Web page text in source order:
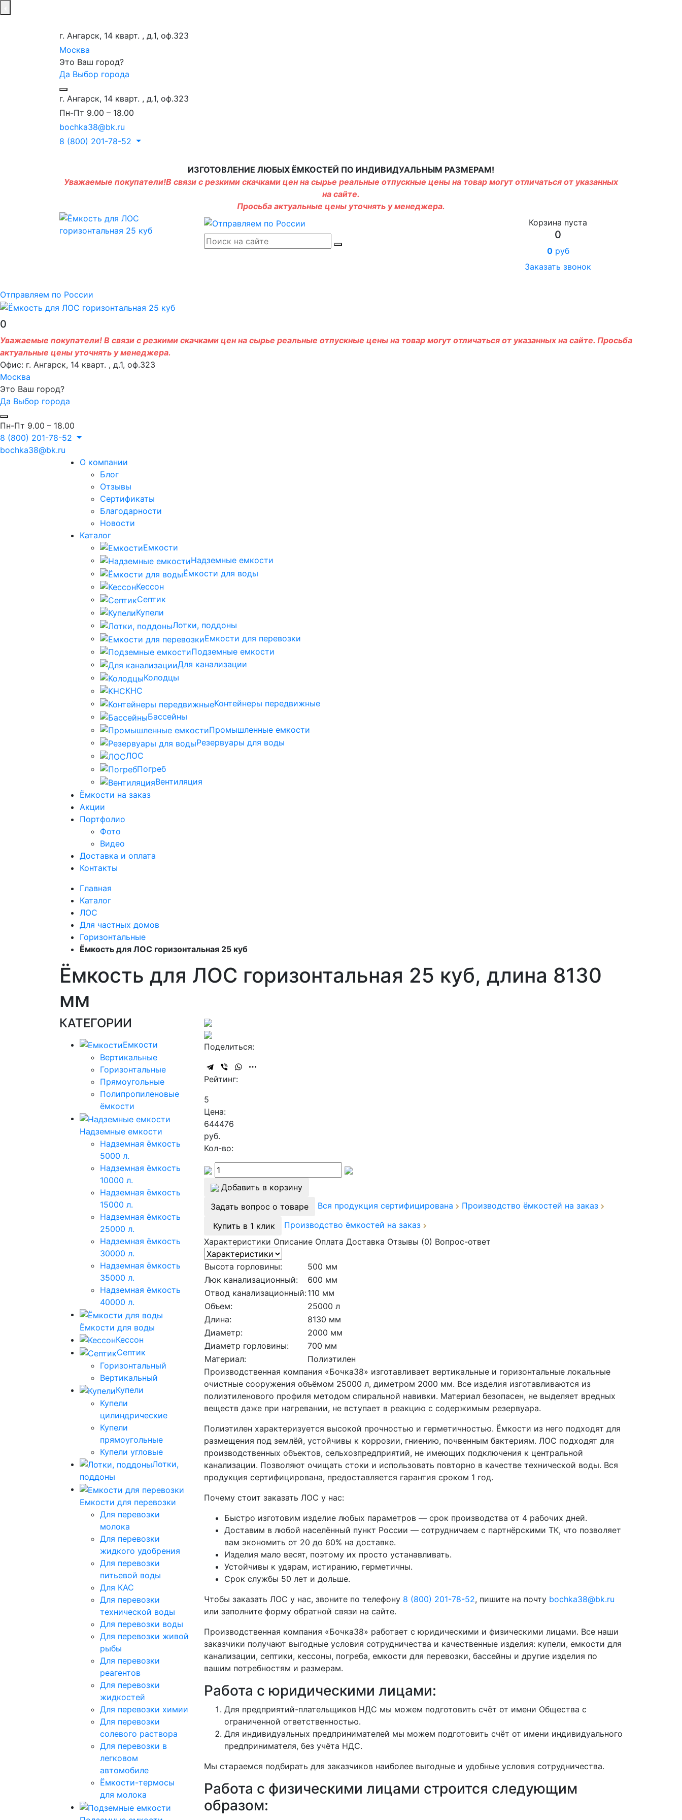
г. Ангарск, 14 кварт. , д.1, оф.323
Москва
Это Ваш город?
Да Выбор города
г. Ангарск, 14 кварт. , д.1, оф.323
Пн-Пт 9.00 – 18.00
bochka38@bk.ru
8 (800) 201-78-52
ИЗГОТОВЛЕНИЕ ЛЮБЫХ ЁМКОСТЕЙ ПО ИНДИВИДУАЛЬНЫМ РАЗМЕРАМ!
Уважаемые покупатели!В связи с резкими скачками цен на сырье реальные отпускные цены на товар могут отличаться от указанных
на сайте.
Просьба актуальные цены уточнять у менеджера.
Корзина пуста
0
0руб
Заказать звонок
Отправляем по России
0
Уважаемые покупатели! В связи с резкими скачками цен на сырье реальные отпускные цены на товар могут отличаться от указанных на сайте. Просьба
актуальные цены уточнять у менеджера.
Офис: г. Ангарск, 14 кварт. , д.1, оф.323
Москва
Это Ваш город?
Да Выбор города
Пн-Пт 9.00 – 18.00
8 (800) 201-78-52
bochka38@bk.ru
О компании
Блог
Отзывы
Сертификаты
Благодарности
Новости
Каталог
Емкости
Надземные емкости
Ёмкости для воды
Кессон
Септик
Купели
Лотки, поддоны
Емкости для перевозки
Подземные емкости
Для канализации
Колодцы
КНС
Контейнеры передвижные
Бассейны
Промышленные емкости
Резервуары для воды
ЛОС
Погреб
Вентиляция
Ёмкости на заказ
Акции
Портфолио
Фото
Видео
Доставка и оплата
Контакты
Главная
Каталог
ЛОС
Для частных домов
Горизонтальные
Ёмкость для ЛОС горизонтальная 25 куб
Ёмкость для ЛОС горизонтальная 25 куб, длина 8130
мм
КАТЕГОРИИ
Емкости
Вертикальные
Горизонтальные
Прямоугольные
Полипропиленовые
ёмкости
Надземные емкости
Надземная ёмкость
5000 л.
Надземная ёмкость
10000 л.
Надземная ёмкость
15000 л.
Надземная ёмкость
25000 л.
Надземная ёмкость
30000 л.
Надземная ёмкость
35000 л.
Надземная ёмкость
40000 л.
Ёмкости для воды
Кессон
Септик
Горизонтальный
Вертикальный
Купели
Купели
цилиндрические
Купели
прямоугольные
Купели угловые
Лотки,
поддоны
Емкости для перевозки
Для перевозки
молока
Для перевозки
жидкого удобрения
Для перевозки
питьевой воды
Для КАС
Для перевозки
технической воды
Для перевозки воды
Для перевозки живой
рыбы
Для перевозки
реагентов
Для перевозки
жидкостей
Для перевозки химии
Для перевозки
солевого раствора
Для перевозки в
легковом
автомобиле
Ёмкости-термосы
для молока
Поделиться:
Рейтинг:
5
Цена:
644476
руб.
Кол-во:
Добавить в корзину
Задать вопрос о товаре
Вся продукция сертифицирована
Производство ёмкостей на заказ
Купить в 1 клик
Производство ёмкостей на заказ
Характеристики Описание Оплата Доставка Отзывы (0) Вопрос-ответ
Высота горловины:
500 мм
Люк канализационный:
600 мм
Отвод канализационный:110 мм
Объем:
25000 л
Длина:
8130 мм
Диаметр:
2000 мм
Диаметр горловины:
700 мм
Материал:
Полиэтилен
Производственная компания «Бочка38» изготавливает вертикальные и горизонтальные локальные
очистные сооружения объёмом 25000 л, диметром 2000 мм. Все изделия изготавливаются из
полиэтиленового профиля методом спиральной навивки. Материал безопасен, не выделяет вредных
веществ даже при нагревании, не вступает в реакцию с содержимым резервуара.
Полиэтилен характеризуется высокой прочностью и герметичностью. Ёмкости из него подходят для
размещения под землёй, устойчивы к коррозии, гниению, почвенным бактериям. ЛОС подходят для
производственных объектов, сельхозпредприятий, не имеющих подключения к центральной
канализации. Позволяют очищать стоки и использовать повторно в качестве технической воды. Вся
продукция сертифицирована, предоставляется гарантия сроком 1 год.
Почему стоит заказать ЛОС у нас:
Быстро изготовим изделие любых параметров — срок производства от 4 рабочих дней.
Доставим в любой населённый пункт России — сотрудничаем с партнёрскими ТК, что позволяет
вам экономить от 20 до 60% на доставке.
Изделия мало весят, поэтому их просто устанавливать.
Устойчивы к ударам, истиранию, герметичны.
Срок службы 50 лет и дольше.
Чтобы заказать ЛОС у нас, звоните по телефону 8 (800) 201-78-52, пишите на почту bochka38@bk.ru
или заполните форму обратной связи на сайте.
Производственная компания «Бочка38» работает с юридическими и физическими лицами. Все наши
заказчики получают выгодные условия сотрудничества и качественные изделия: купели, емкости для
канализации, септики, кессоны, погреба, емкости для перевозки, бассейны и другие изделия по
вашим потребностям и размерам.
Работа с юридическими лицами:
Для предприятий-плательщиков НДС мы можем подготовить счёт от имени Общества с
ограниченной ответственностью.
Для индивидуальных предпринимателей мы можем подготовить счёт от имени индивидуального
предпринимателя, без учёта НДС.
Мы стараемся подбирать для заказчиков наиболее выгодные и удобные условия сотрудничества.
Работа с физическими лицами строится следующим
образом: